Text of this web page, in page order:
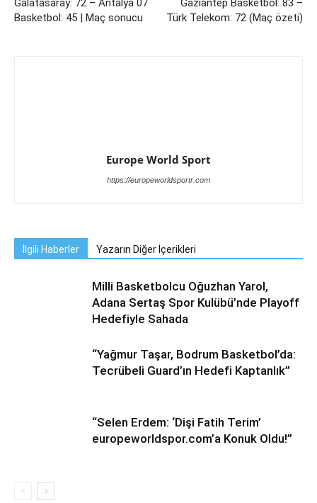
Galatasaray: 72 – Antalya 07
Basketbol: 45 | Maç sonucu
Gaziantep Basketbol: 83 –
Türk Telekom: 72 (Maç özeti)
Europe World Sport
https://europeworldsportr.com
İlgili Haberler Yazarın Diğer İçerikleri
Milli Basketbolcu Oğuzhan Yarol,
Adana Sertaş Spor Kulübü’nde Playoff
Hedefiyle Sahada
“Yağmur Taşar, Bodrum Basketbol’da:
Tecrübeli Guard’ın Hedefi Kaptanlık”
“Selen Erdem: ‘Dişi Fatih Terim’
europeworldspor.com’a Konuk Oldu!”